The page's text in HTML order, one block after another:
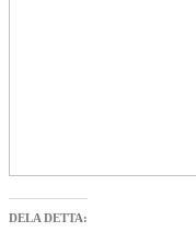
DELA DETTA: